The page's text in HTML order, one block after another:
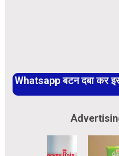
Whatsapp बटन दबा कर